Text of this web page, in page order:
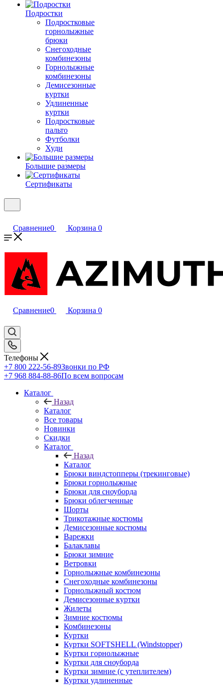
Подростки
Подростковые
горнолыжные
брюки
Снегоходные
комбинезоны
Горнолыжные
комбинезоны
Демисезонные
куртки
Удлиненные
куртки
Подростковые
пальто
Футболки
Худи
Большие размеры
Сертификаты
Сравнение0 Корзина 0
Сравнение0 Корзина 0
Телефоны
+7 800 222-56-89Звонки по РФ
+7 968 884-88-86По всем вопросам
Каталог
Назад
Каталог
Все товары
Новинки
Скидки
Каталог
Назад
Каталог
Брюки виндстопперы (трекинговые)
Брюки горнолыжные
Брюки для сноуборда
Брюки облегченные
Шорты
Трикотажные костюмы
Демисезонные костюмы
Варежки
Балаклавы
Брюки зимние
Ветровки
Горнолыжные комбинезоны
Снегоходные комбинезоны
Горнолыжный костюм
Демисезонные куртки
Жилеты
Зимние костюмы
Комбинезоны
Куртки
Куртки SOFTSHELL (Windstopper)
Куртки горнолыжные
Куртки для сноуборда
Куртки зимние (с утеплителем)
Куртки удлиненные